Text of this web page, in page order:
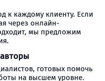
к каждому клиенту. Если
через онлайн-
мы предложим
готовых помочь
на высшем уровне.